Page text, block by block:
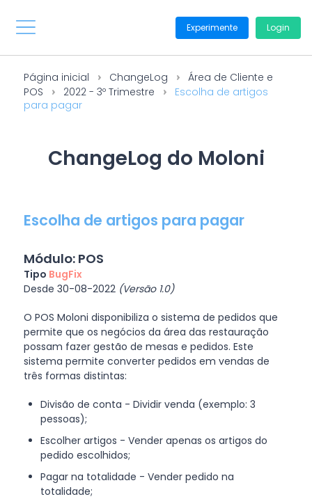
Experimente Login
Página inicial ChangeLog
Área de Cliente e
POS
2022 - 3º Trimestre
Escolha de artigos
para pagar
ChangeLog do Moloni
Escolha de artigos para pagar
Módulo: POS
Tipo BugFix
Desde 30-08-2022 (Versão 1.0)
O POS Moloni disponibiliza o sistema de pedidos que
permite que os negócios da área das restauração
possam fazer gestão de mesas e pedidos. Este
sistema permite converter pedidos em vendas de
três formas distintas:
Divisão de conta - Dividir venda (exemplo: 3
pessoas);
Escolher artigos - Vender apenas os artigos do
pedido escolhidos;
Pagar na totalidade - Vender pedido na
totalidade;